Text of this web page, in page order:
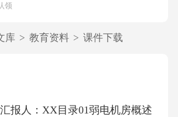
领
库 > 教育资料 > 课件下载
报人：XX目录01弱电机房概述